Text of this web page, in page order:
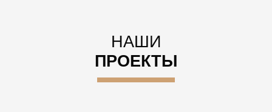
НАШИ
ПРОЕКТЫ